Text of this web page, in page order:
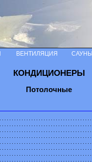
КОНДИЦИОНЕРЫ
Потолочные
ВЕНТИЛЯЦИЯ САУНЫ